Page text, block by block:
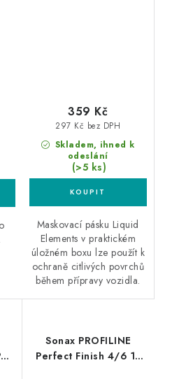
Skladem, ihned k
odeslání
(>5 ks)
297 Kč bez DPH
359 Kč
Maskovací pásku Liquid
Elements v praktickém
úložném boxu lze použít k
ochraně citlivých povrchů
během přípravy vozidla.
Sonax PROFILINE
Perfect Finish 4/6 1L